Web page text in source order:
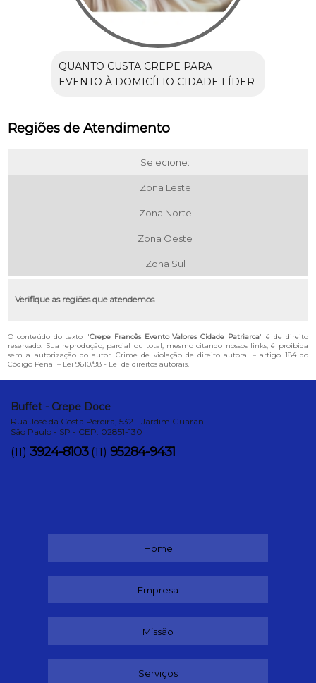
QUANTO CUSTA CREPE PARA
EVENTO À DOMICÍLIO CIDADE LÍDER
Regiões de Atendimento
Selecione:
Zona Leste
Zona Norte
Zona Oeste
Zona Sul
Verifique as regiões que atendemos
O conteúdo do texto "Crepe Francês Evento Valores Cidade Patriarca" é de direito
reservado. Sua reprodução, parcial ou total, mesmo citando nossos links, é proibida
sem a autorização do autor. Crime de violação de direito autoral – artigo 184 do
Código Penal – Lei 9610/98 - Lei de direitos autorais.
Buffet - Crepe Doce
Rua José da Costa Pereira, 532 - Jardim Guarani
São Paulo - SP - CEP: 02851-130
(11) 3924-8103 (11) 95284-9431
Home
Empresa
Missão
Serviços